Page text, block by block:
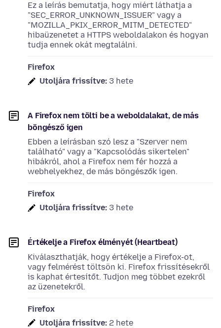
Ez a leírás bemutatja, hogy miért láthatja a
"SEC_ERROR_UNKNOWN_ISSUER" vagy a
"MOZILLA_PKIX_ERROR_MITM_DETECTED"
hibaüzenetet a HTTPS weboldalakon és hogyan
tudja ennek okát megtalálni.
Firefox
Utoljára frissítve: 3 hete
A Firefox nem tölti be a weboldalakat, de más
böngésző igen
Ebben a leírásban szó lesz a "Szerver nem
található" vagy a "Kapcsolódás sikertelen"
hibákról, ahol a Firefox nem fér hozzá a
webhelyekhez, de más böngészők igen.
Firefox
Utoljára frissítve: 3 hete
Értékelje a Firefox élményét (Heartbeat)
Kiválaszthatják, hogy értékelje a Firefox-ot,
vagy felmérést töltsön ki. Firefox frissítésekről
is kaphat értesítőt. Tudjon meg többet ezekről
az üzenetekről.
Firefox
Utoljára frissítve: 2 hete